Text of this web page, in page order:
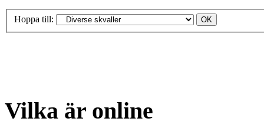
Hoppa till:
Vilka är online